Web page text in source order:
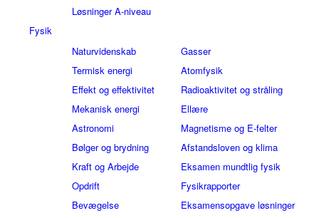
Løsninger A-niveau
Fysik
Naturvidenskab
Termisk energi
Effekt og effektivitet
Mekanisk energi
Astronomi
Bølger og brydning
Kraft og Arbejde
Opdrift
Bevægelse
Gasser
Atomfysik
Radioaktivitet og stråling
Ellære
Magnetisme og E-felter
Afstandsloven og klima
Eksamen mundtlig fysik
Fysikrapporter
Eksamensopgave løsninger